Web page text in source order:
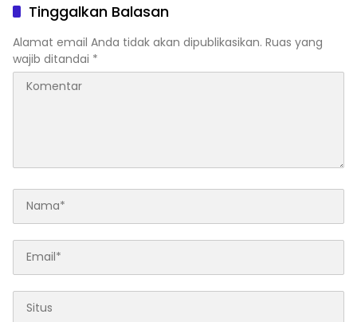
Tinggalkan Balasan
Alamat email Anda tidak akan dipublikasikan. Ruas yang
wajib ditandai *